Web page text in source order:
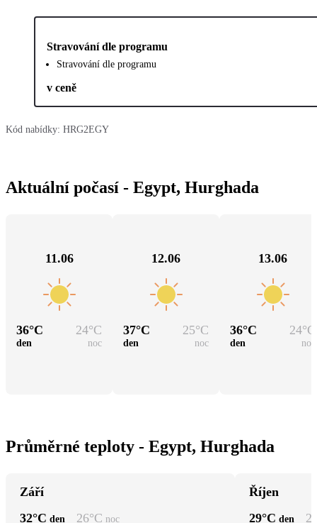
Stravování dle programu
Stravování dle programu
v ceně
Kód nabídky: HRG2EGY
Aktuální počasí - Egypt, Hurghada
11.06
36°C 24°C
den noc
12.06
37°C 25°C
den noc
13.06
36°C 24°C
den noc
Průměrné teploty - Egypt, Hurghada
Září
32°C den 26°C noc
Říjen
29°C den